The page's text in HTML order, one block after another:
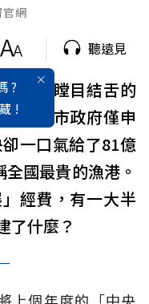
網
?
!
聽遠見
國人瞠目結舌的
高雄市政府僅申
一口氣給了81億
國最貴的漁港。
經費，有一大半
了什麼？